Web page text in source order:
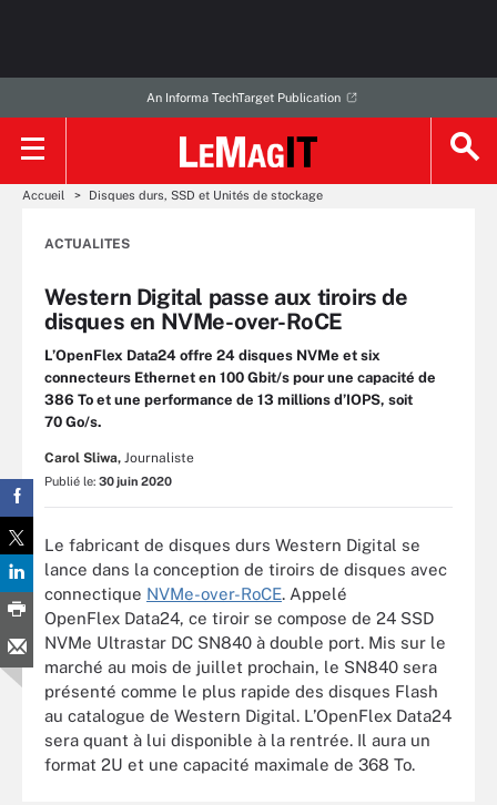
An Informa TechTarget Publication
Accueil Disques durs, SSD et Unités de stockage
ACTUALITES
Western Digital passe aux tiroirs de
disques en NVMe-over-RoCE
L’OpenFlex Data24 offre 24 disques NVMe et six
connecteurs Ethernet en 100 Gbit/s pour une capacité de
386 To et une performance de 13 millions d’IOPS, soit
70 Go/s.
Carol Sliwa, Journaliste
Publié le: 30 juin 2020
Le fabricant de disques durs Western Digital se
lance dans la conception de tiroirs de disques avec
connectique NVMe-over-RoCE. Appelé
OpenFlex Data24, ce tiroir se compose de 24 SSD
NVMe Ultrastar DC SN840 à double port. Mis sur le
marché au mois de juillet prochain, le SN840 sera
présenté comme le plus rapide des disques Flash
au catalogue de Western Digital. L’OpenFlex Data24
sera quant à lui disponible à la rentrée. Il aura un
format 2U et une capacité maximale de 368 To.